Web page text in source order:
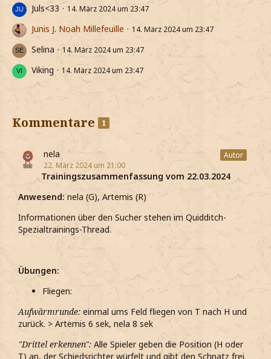
Juls<33 14. März 2024 um 23:47
Junis J. Noah Millefeuille 14. März 2024 um 23:47
Selina 14. März 2024 um 23:47
Viking 14. März 2024 um 23:47
Kommentare 1
nela
22. März 2024 um 21:00
Autor
Trainingszusammenfassung vom 22.03.2024
Anwesend:nela (G), Artemis (R)
Informationen über den Sucher stehen im Quidditch-
Spezialtrainings-Thread.
Übungen:
Fliegen:
Aufwärmrunde: einmal ums Feld fliegen von T nach H und
zurück. > Artemis 6 sek, nela 8 sek
"Drittel erkennen": Alle Spieler geben die Position (H oder
T) an, der Schiedsrichter würfelt und gibt den Schnatz frei.